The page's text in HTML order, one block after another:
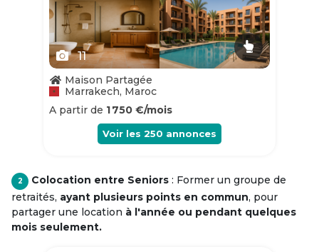
11
Maison Partagée
Marrakech, Maroc
A partir de 1 750 €/mois
Voir les 250 annonces
2 Colocation entre Seniors : Former un groupe de
retraités, ayant plusieurs points en commun, pour
partager une location à l'année ou pendant quelques
mois seulement.